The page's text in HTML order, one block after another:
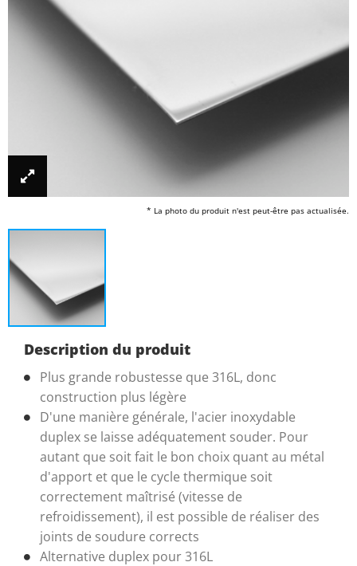
* La photo du produit n'est peut-être pas actualisée.
Description du produit
Plus grande robustesse que 316L, donc
construction plus légère
D'une manière générale, l'acier inoxydable
duplex se laisse adéquatement souder. Pour
autant que soit fait le bon choix quant au métal
d'apport et que le cycle thermique soit
correctement maîtrisé (vitesse de
refroidissement), il est possible de réaliser des
joints de soudure corrects
Alternative duplex pour 316L